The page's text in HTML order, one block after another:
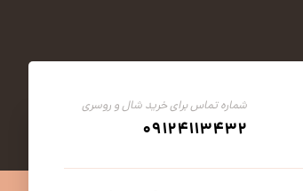
شماره تماس برای خرید شال و روسری
09124113432